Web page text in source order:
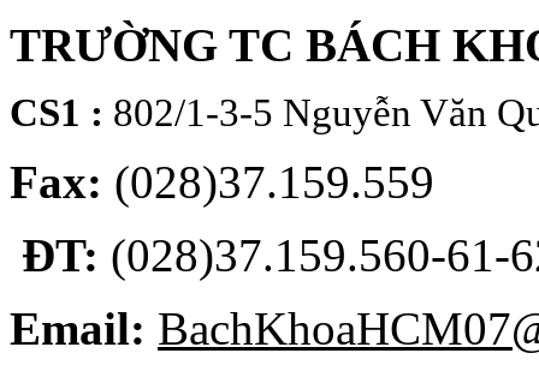
TRƯỜNG TC BÁCH
CS1 : 802/1-3-5 Nguyễn Văn
Fax: (028)37.159.559
ĐT: (028)37.159.560-61-
Email: